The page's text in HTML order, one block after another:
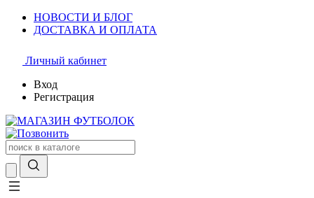
НОВОСТИ И БЛОГ
ДОСТАВКА И ОПЛАТА
Личный кабинет
Вход
Регистрация